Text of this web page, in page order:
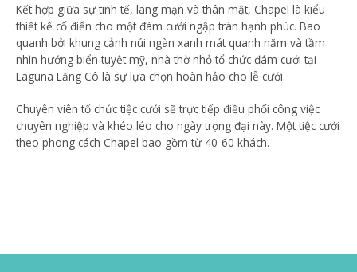
Kết hợp giữa sự tinh tế, lãng mạn và thân mật, Chapel là kiểu
thiết kế cổ điển cho một đám cưới ngập tràn hạnh phúc. Bao
quanh bởi khung cảnh núi ngàn xanh mát quanh năm và tầm
nhìn hướng biển tuyệt mỹ, nhà thờ nhỏ tổ chức đám cưới tại
Laguna Lăng Cô là sự lựa chọn hoàn hảo cho lễ cưới.
Chuyên viên tổ chức tiệc cưới sẽ trực tiếp điều phối công việc
chuyên nghiệp và khéo léo cho ngày trọng đại này. Một tiệc cưới
theo phong cách Chapel bao gồm từ 40-60 khách.